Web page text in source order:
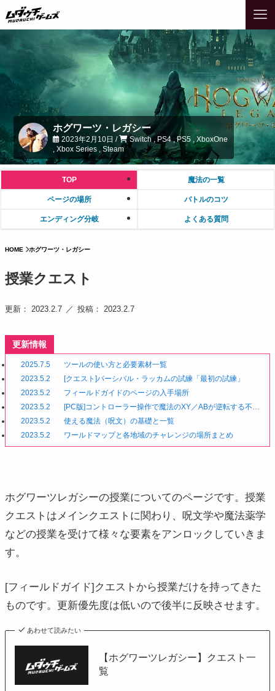
ホグワーツ・レガシー
2023年2月10日 /
Switch , PS4 , PS5 , XboxOne
, Xbox Series , Steam
TOP 魔法の一覧
ページの場所 バトルのコツ
エンディング分岐 よくある質問
HOME ホグワーツ・レガシー
授業クエスト
更新： 2023.2.7 投稿： 2023.2.7
更新情報
2025.7.5
ツールの使い方と必要素材一覧
2023.5.2
[クエスト]パーシバル・ラッカムの試練「最初の試練」
2023.5.2
フィールドガイドのページの入手場所
2023.5.2
[PC版]コントローラー操作で魔法のXY／ABが逆転する不具
合
2023.5.2
使える魔法（呪文）の基礎と一覧
2023.5.2
ワールドマップと各地域のチャレンジの場所まとめ
ホグワーツレガシーの授業についてのページです。授業
クエストはメインクエストに関わり、呪文学や魔法薬学
などの授業を受けて様々な要素をアンロックしていきま
す。
[フィールドガイド]クエストから授業だけを持ってきた
ものです。更新優先度は低いので後半に反映させます。
あわせて読みたい
【ホグワーツレガシー】クエスト一
覧